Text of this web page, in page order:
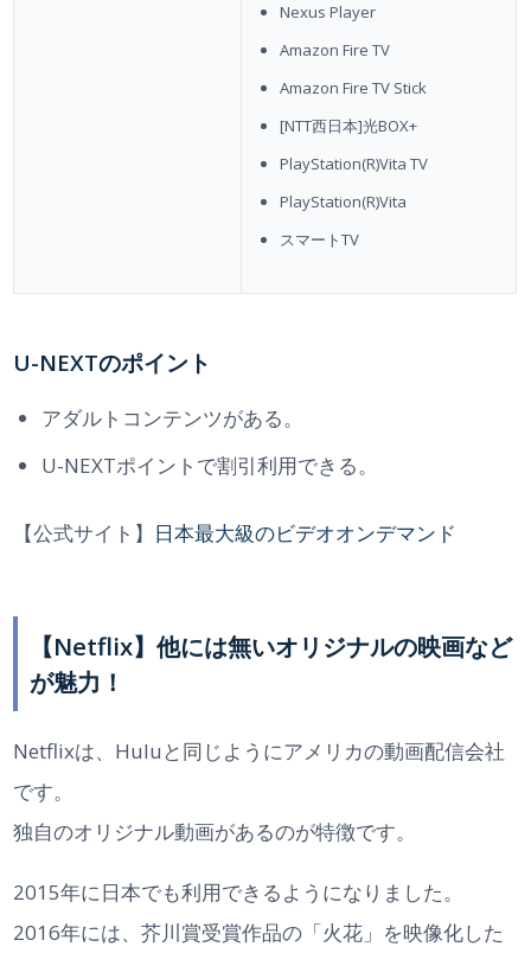
Nexus Player
Amazon Fire TV
Amazon Fire TV Stick
[NTT西日本]光BOX+
PlayStation(R)Vita TV
PlayStation(R)Vita
スマートTV
U-NEXTのポイント
アダルトコンテンツがある。
U-NEXTポイントで割引利用できる。
【公式サイト】 日本最大級のビデオオンデマンド
【Netflix】他には無いオリジナルの映画など
が魅力！
Netflixは、Huluと同じようにアメリカの動画配信会社
です。
独自のオリジナル動画があるのが特徴です。
2015年に日本でも利用できるようになりました。
2016年には、芥川賞受賞作品の「火花」を映像化した